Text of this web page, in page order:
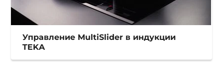
Управление MultiSlider в индукции
TEKA